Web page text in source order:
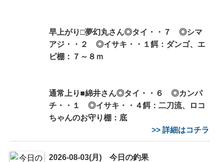
早上がり□夢幻丸さん◎タイ・・７ ◎シマ
アジ・・２ ◎イサキ・・１餌：ダンゴ、エ
ビ棚：７～８ｍ
通常上り■綿井さん◎タイ・・６ ◎カンパ
チ・・１ ◎イサキ・・４餌：二刀流、ロコ
ちゃんのお守り棚：底
>> 詳細はコチラ
2026-08-03(月) 今日の釣果